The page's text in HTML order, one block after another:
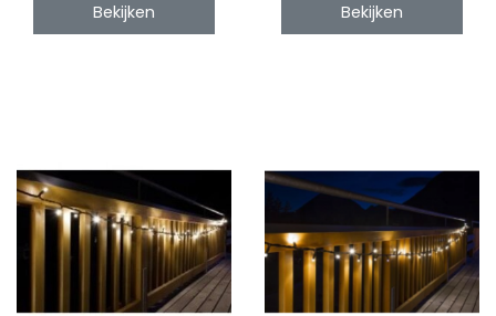
Bekijken Bekijken